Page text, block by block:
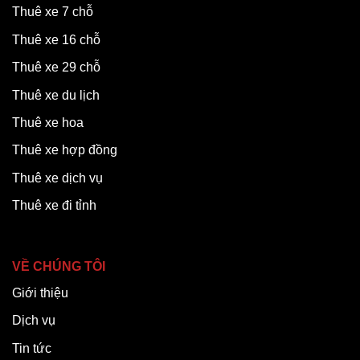
Thuê xe 7 chỗ
Thuê xe 16 chỗ
Thuê xe 29 chỗ
Thuê xe du lịch
Thuê xe hoa
Thuê xe hợp đồng
Thuê xe dịch vụ
Thuê xe đi tỉnh
VỀ CHÚNG TÔI
Giới thiệu
Dịch vụ
Tin tức